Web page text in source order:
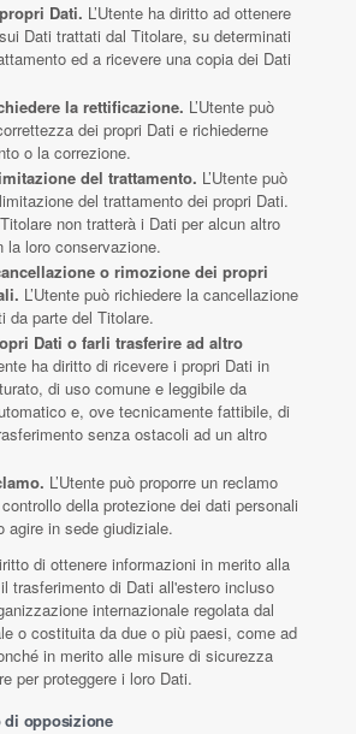
Dati. L’Utente ha diritto ad ottenere
Dati trattati dal Titolare, su determinati
ed a ricevere una copia dei Dati
la rettificazione. L’Utente può
dei propri Dati e richiederne
o la correzione.
del trattamento. L’Utente può
del trattamento dei propri Dati.
non tratterà i Dati per alcun altro
la loro conservazione.
o rimozione dei propri
L’Utente può richiedere la cancellazione
da parte del Titolare.
Dati o farli trasferire ad altro
ha diritto di ricevere i propri Dati in
di uso comune e leggibile da
e, ove tecnicamente fattibile, di
senza ostacoli ad un altro
L’Utente può proporre un reclamo
della protezione dei dati personali
agire in sede giudiziale.
di ottenere informazioni in merito alla
trasferimento di Dati all'estero incluso
internazionale regolata dal
o costituita da due o più paesi, come ad
in merito alle misure di sicurezza
per proteggere i loro Dati.
di opposizione